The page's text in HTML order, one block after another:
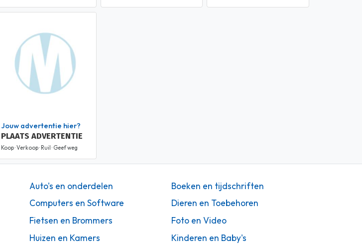
Jouw advertentie hier?
PLAATS ADVERTENTIE
Koop · Verkoop · Ruil · Geef weg
Auto's en onderdelen
Boeken en tijdschriften
Computers en Software
Dieren en Toebehoren
Fietsen en Brommers
Foto en Video
Huizen en Kamers Kinderen en Baby's